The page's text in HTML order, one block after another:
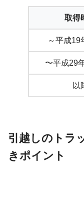
取得
～平成19
〜平成29
以
引越しのトラ
きポイント